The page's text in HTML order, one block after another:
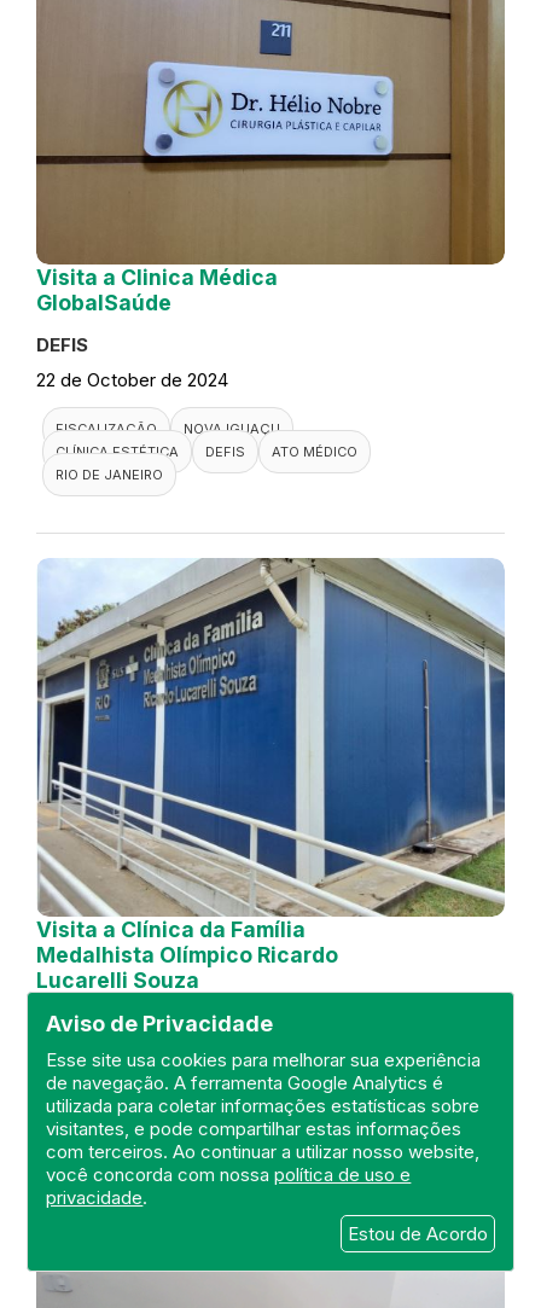
Aviso de Privacidade
Esse site usa cookies para melhorar sua experiência
de navegação. A ferramenta Google Analytics é
utilizada para coletar informações estatísticas sobre
visitantes, e pode compartilhar estas informações
com terceiros. Ao continuar a utilizar nosso website,
você concorda com nossapolítica de uso e
privacidade.
Estou de Acordo
Visita a Clinica Médica
GlobalSaúde
DEFIS
22 de October de 2024
FISCALIZAÇÃO
NOVA IGUAÇU
CLÍNICA ESTÉTICA
DEFIS
ATO MÉDICO
RIO DE JANEIRO
Visita a Clínica da Família
Medalhista Olímpico Ricardo
Lucarelli Souza
DEFIS
21 de October de 2024
FISCALIZAÇÃO
RIO DE JANEIRO
UNIDADE BÁSICA
DEFIS
ATO MÉDICO
REGIÃO METROPOLITANA I.